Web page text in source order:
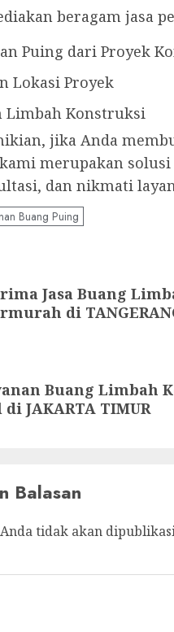
beragam jasa
Puing dari Proyek
Lokasi Proyek
Limbah Konstruksi
jika Anda
merupakan
dan nikmati
Buang Puing
Jasa Buang
di
Buang Limbah
JAKARTA TIMUR
Balasan
tidak akan